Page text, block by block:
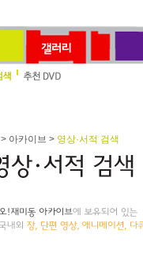
> 아카이브 > 영상·서적 검색